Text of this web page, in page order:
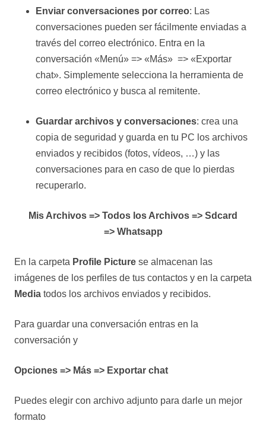
Enviar conversaciones por correo: Las
conversaciones pueden ser fácilmente enviadas a
través del correo electrónico. Entra en la
conversación «Menú» => «Más» => «Exportar
chat». Simplemente selecciona la herramienta de
correo electrónico y busca al remitente.
Guardar archivos y conversaciones: crea una
copia de seguridad y guarda en tu PC los archivos
enviados y recibidos (fotos, vídeos, …) y las
conversaciones para en caso de que lo pierdas
recuperarlo.
Mis Archivos => Todos los Archivos => Sdcard
=> Whatsapp
En la carpeta Profile Picture se almacenan las
imágenes de los perfiles de tus contactos y en la carpeta
Media todos los archivos enviados y recibidos.
Para guardar una conversación entras en la
conversación y
Opciones => Más => Exportar chat
Puedes elegir con archivo adjunto para darle un mejor
formato